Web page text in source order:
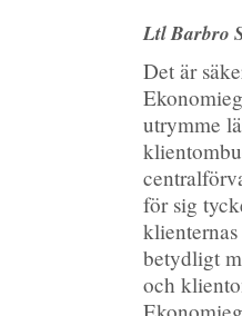
Ltl Barbro
Det är
utrymme
för sig
betydligt
och